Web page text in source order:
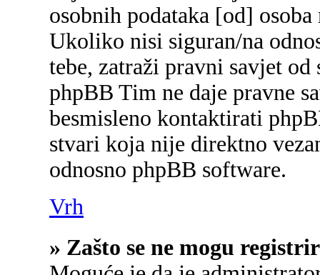
osobnih podataka [od]
Ukoliko nisi siguran/na
tebe, zatraži pravni savjet od
phpBB Tim ne daje pravne
besmisleno kontaktirati
stvari koja nije direktno
odnosno phpBB software.
Vrh
» Zašto se ne mogu